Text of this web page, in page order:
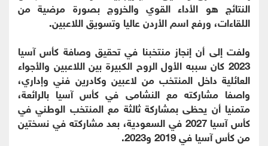
النتائج هو الأداء القوي والخروج بصورة مرضية من
اللقاءات، ورفع اسم الأردن عاليا وتسويق اللاعبين.
ولفت إلى أن إنجاز منتخبنا في تحقيق وصافة كأس آسيا
2023 كان سببه الأول الروح الكبيرة بين اللاعبين والأجواء
العائلية داخل المنتخب من لاعبين وكادرين فني وإداري،
واصفا مشاركته مع النشامى في كأس آسيا بالرائعة،
متمنيا أن يحظى بمشاركة ثالثة مع المنتخب الوطني في
كأس آسيا 2027 في السعودية، بعد مشاركته في نسختين
من كأس آسيا في 2019 و2023.